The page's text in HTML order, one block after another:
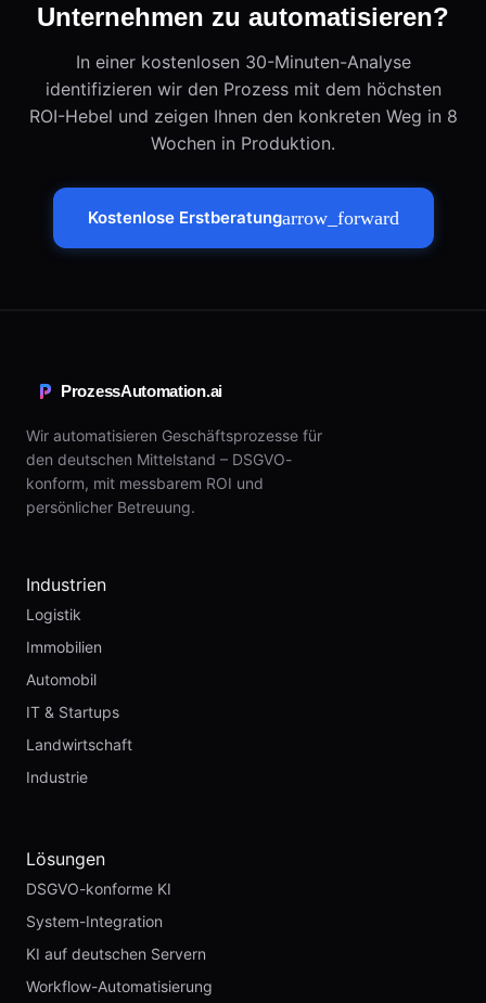
Unternehmen zu automatisieren?
In einer kostenlosen 30-Minuten-Analyse
identifizieren wir den Prozess mit dem höchsten
ROI-Hebel und zeigen Ihnen den konkreten Weg in 8
Wochen in Produktion.
Kostenlose Erstberatungarrow_forward
ProzessAutomation.ai
Wir automatisieren Geschäftsprozesse für
den deutschen Mittelstand – DSGVO-
konform, mit messbarem ROI und
persönlicher Betreuung.
Industrien
Logistik
Immobilien
Automobil
IT & Startups
Landwirtschaft
Industrie
Lösungen
DSGVO-konforme KI
System-Integration
KI auf deutschen Servern
Workflow-Automatisierung